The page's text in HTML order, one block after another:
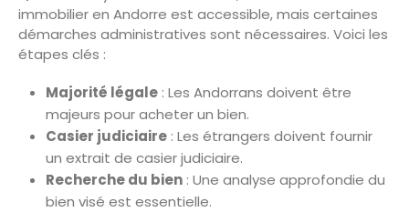
immobilier en Andorre est accessible, mais certaines
démarches administratives sont nécessaires. Voici les
étapes clés :
Majorité légale : Les Andorrans doivent être
majeurs pour acheter un bien.
Casier judiciaire : Les étrangers doivent fournir
un extrait de casier judiciaire.
Recherche du bien : Une analyse approfondie du
bien visé est essentielle.